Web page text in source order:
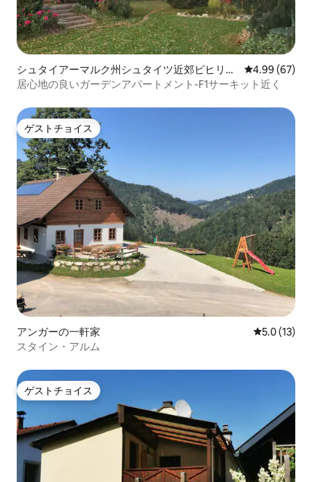
シュタイアーマルク州シュタイツ近郊ピヒリン
グの一軒家
レビュー67
4.99 (67)
居心地の良いガーデンアパートメント-F1サーキット近く
ゲストチョイス
ゲストチョイス
アンガーの一軒家 レビュー13
5.0 (13)
スタイン・アルム
ゲストチョイス
ゲストチョイス